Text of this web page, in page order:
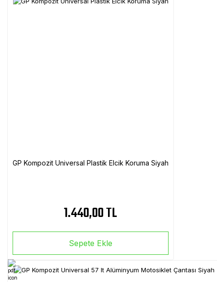
GP Kompozit Universal Plastik Elcik Koruma Siyah
1.440,00 TL
Sepete Ekle